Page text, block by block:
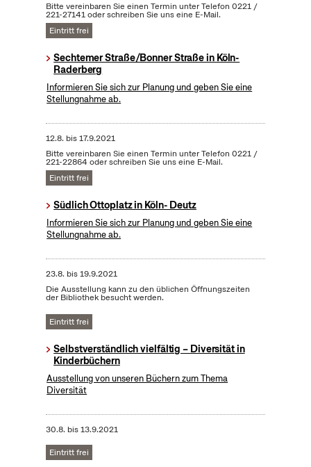
Bitte vereinbaren Sie einen Termin unter Telefon 0221 /
221-27141 oder schreiben Sie uns eine E-Mail.
Eintritt frei
Sechtemer Straße/Bonner Straße in Köln-
Raderberg
Informieren Sie sich zur Planung und geben Sie eine
Stellungnahme ab.
12.8. bis17.9.2021
Bitte vereinbaren Sie einen Termin unter Telefon 0221 /
221-22864 oder schreiben Sie uns eine E-Mail.
Eintritt frei
Südlich Ottoplatz in Köln- Deutz
Informieren Sie sich zur Planung und geben Sie eine
Stellungnahme ab.
23.8. bis19.9.2021
Die Ausstellung kann zu den üblichen Öffnungszeiten
der Bibliothek besucht werden.
Eintritt frei
Selbstverständlich vielfältig – Diversität in
Kinderbüchern
Ausstellung von unseren Büchern zum Thema
Diversität
30.8. bis13.9.2021
Eintritt frei